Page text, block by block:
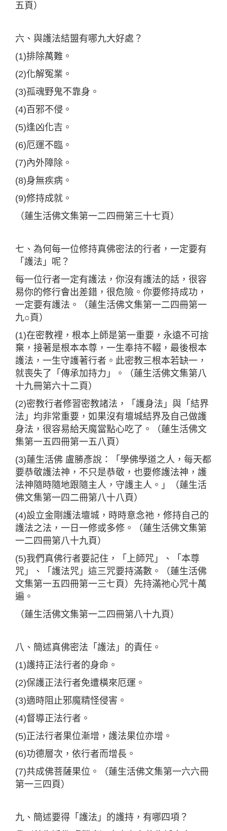
五頁）
六、與護法結盟有哪九大好處？
(1)排除萬難。
(2)化解冤業。
(3)孤魂野鬼不靠身。
(4)百邪不侵。
(5)逢凶化吉。
(6)厄運不臨。
(7)內外障除。
(8)身無疾病。
(9)修持成就。
（蓮生活佛文集第一二四冊第三十七頁）
七、為何每一位修持真佛密法的行者，一定要有
「護法」呢？
每一位行者一定有護法，你沒有護法的話，很容
易你的修行會出差錯，很危險。你要修持成功，
一定要有護法。（蓮生活佛文集第一二四冊第一
九○頁）
(1)在密教裡，根本上師是第一重要，永遠不可捨
棄，接著是根本本尊，一生奉持不輟，最後根本
護法，一生守護著行者。此密教三根本若缺一，
就喪失了「傳承加持力」。（蓮生活佛文集第八
十九冊第六十二頁）
(2)密教行者修習密教諸法，「護身法」與「結界
法」均非常重要，如果沒有壇城結界及自己做護
身法，很容易給天魔當點心吃了。（蓮生活佛文
集第一五四冊第一五八頁）
(3)蓮生活佛 盧勝彥說：「學佛學道之人，每天都
要恭敬護法神，不只是恭敬，也要修護法神，護
法神隨時隨地跟隨主人，守護主人。」（蓮生活
佛文集第一四二冊第八十八頁）
(4)設立金剛護法壇城，時時意念祂，修持自己的
護法之法，一日一修或多修。（蓮生活佛文集第
一二四冊第八十九頁）
(5)我們真佛行者要記住，「上師咒」、「本尊
咒」、「護法咒」這三咒要持滿數。（蓮生活佛
文集第一五四冊第一三七頁）先持滿祂心咒十萬
遍。
（蓮生活佛文集第一二四冊第八十九頁）
八、簡述真佛密法「護法」的責任。
(1)護持正法行者的身命。
(2)保護正法行者免遭橫來厄運。
(3)適時阻止邪魔精怪侵害。
(4)督導正法行者。
(5)正法行者果位漸增，護法果位亦增。
(6)功德層次，依行者而增長。
(7)共成佛菩薩果位。（蓮生活佛文集第一六六冊
第一三四頁）
九、簡述要得「護法」的護持，有哪四項？